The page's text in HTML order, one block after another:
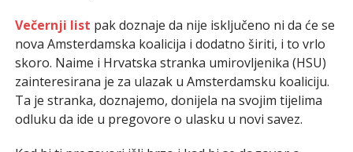
Večernji list pak doznaje da nije isključeno ni da će se
nova Amsterdamska koalicija i dodatno širiti, i to vrlo
skoro. Naime i Hrvatska stranka umirovljenika (HSU)
zainteresirana je za ulazak u Amsterdamsku koaliciju.
Ta je stranka, doznajemo, donijela na svojim tijelima
odluku da ide u pregovore o ulasku u novi savez.